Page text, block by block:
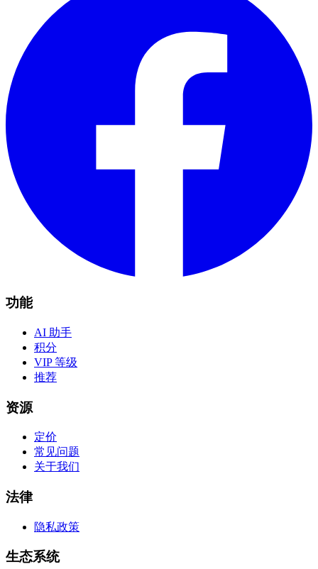
功能
AI 助手
积分
VIP 等级
推荐
资源
定价
常见问题
关于我们
法律
隐私政策
生态系统